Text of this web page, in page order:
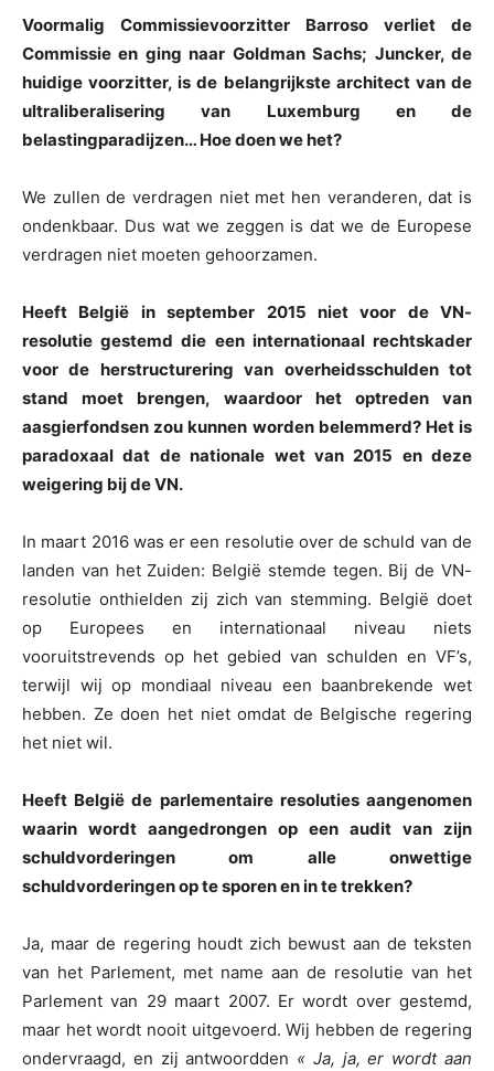
Voormalig Commissievoorzitter Barroso verliet de
Commissie en ging naar Goldman Sachs; Juncker, de
huidige voorzitter, is de belangrijkste architect van de
ultraliberalisering van Luxemburg en de
belastingparadijzen… Hoe doen we het?
We zullen de verdragen niet met hen veranderen, dat is
ondenkbaar. Dus wat we zeggen is dat we de Europese
verdragen niet moeten gehoorzamen.
Heeft België in september 2015 niet voor de VN-
resolutie gestemd die een internationaal rechtskader
voor de herstructurering van overheidsschulden tot
stand moet brengen, waardoor het optreden van
aasgierfondsen zou kunnen worden belemmerd? Het is
paradoxaal dat de nationale wet van 2015 en deze
weigering bij de VN.
In maart 2016 was er een resolutie over de schuld van de
landen van het Zuiden: België stemde tegen. Bij de VN-
resolutie onthielden zij zich van stemming. België doet
op Europees en internationaal niveau niets
vooruitstrevends op het gebied van schulden en VF’s,
terwijl wij op mondiaal niveau een baanbrekende wet
hebben. Ze doen het niet omdat de Belgische regering
het niet wil.
Heeft België de parlementaire resoluties aangenomen
waarin wordt aangedrongen op een audit van zijn
schuldvorderingen om alle onwettige
schuldvorderingen op te sporen en in te trekken?
Ja, maar de regering houdt zich bewust aan de teksten
van het Parlement, met name aan de resolutie van het
Parlement van 29 maart 2007. Er wordt over gestemd,
maar het wordt nooit uitgevoerd. Wij hebben de regering
ondervraagd, en zij antwoordden « Ja, ja, er wordt aan